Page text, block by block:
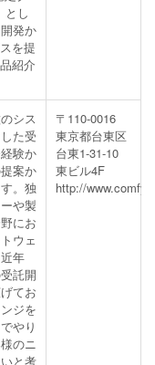
とし
発か
を提
紹介
シス
た受
験か
案か
。独
や製
にお
ウェ
年
託開
てお
ジを
やり
のニ
と考
〒110-0016
東京都台東区
台東1-31-10
東ビル4F
http://